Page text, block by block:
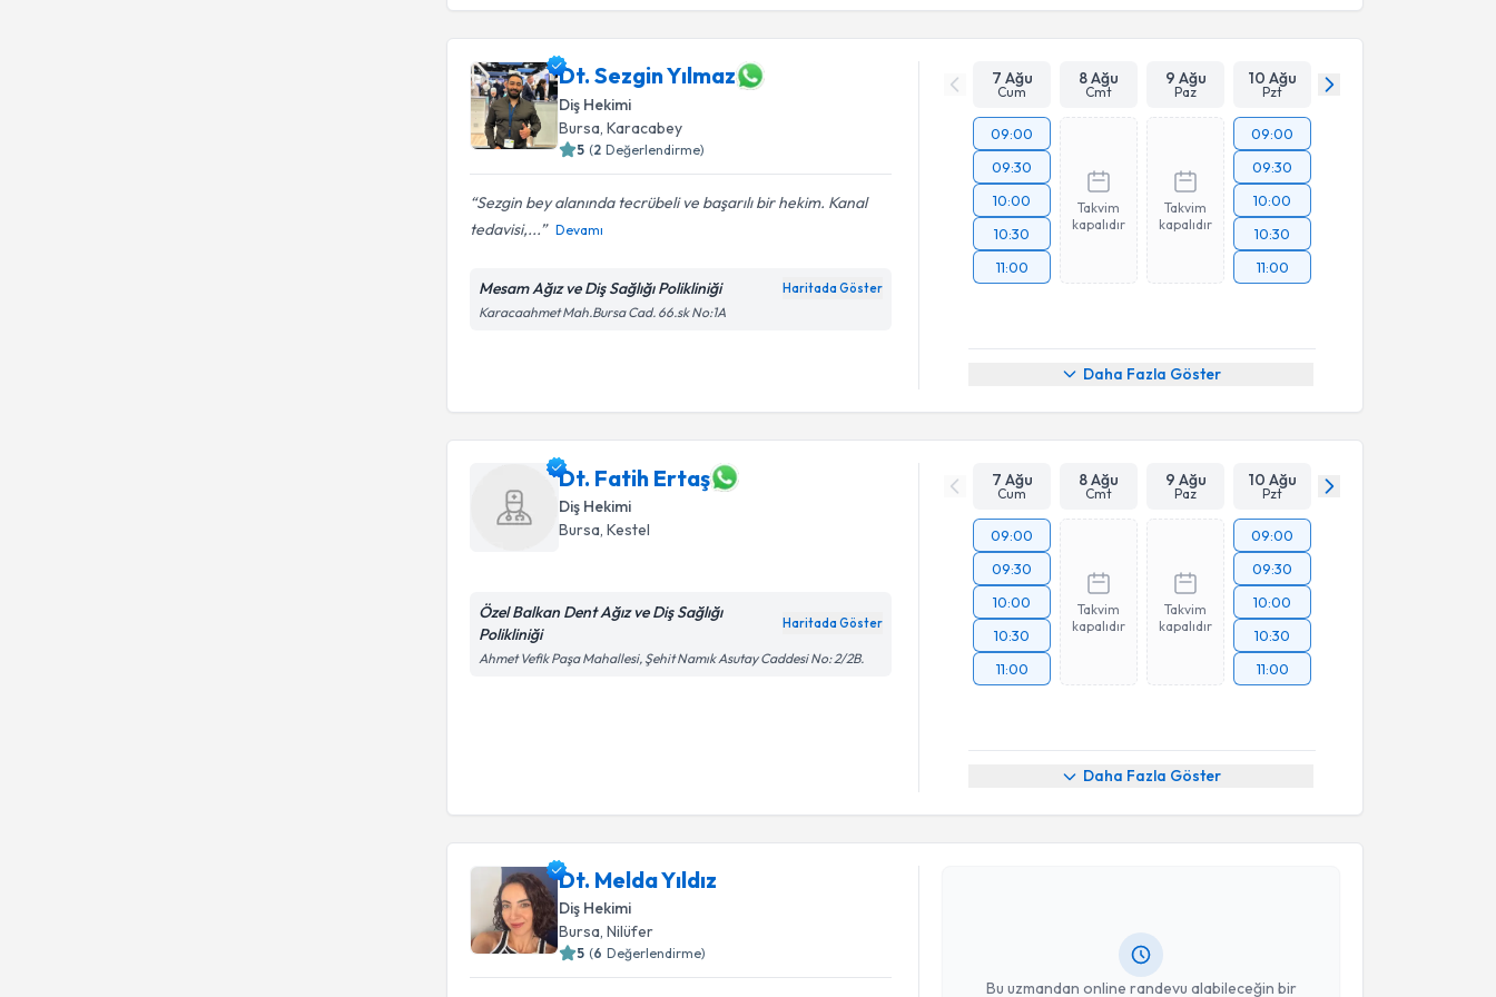
Dt. Sezgin Yılmaz
Diş Hekimi
Bursa , Karacabey
5 (2 Değerlendirme)
Sezgin bey alanında tecrübeli ve başarılı bir hekim. Kanal
tedavisi,...
Devamı
Mesam Ağız ve Diş Sağlığı Polikliniği Haritada Göster
Karacaahmet Mah.Bursa Cad. 66.sk No:1A
7 Ağu
Cum
8 Ağu
Cmt
9 Ağu
Paz
10 Ağu
Pzt
09:00
09:30
10:00
10:30
11:00
Takvim
kapalıdır
Takvim
kapalıdır
09:00
09:30
10:00
10:30
11:00
Daha Fazla Göster
Dt. Fatih Ertaş
Diş Hekimi
Bursa, Kestel
Özel Balkan Dent Ağız ve Diş Sağlığı
Polikliniği
Haritada Göster
Ahmet Vefik Paşa Mahallesi, Şehit Namık Asutay Caddesi No: 2/2B.
7 Ağu
Cum
8 Ağu
Cmt
9 Ağu
Paz
10 Ağu
Pzt
09:00
09:30
10:00
10:30
11:00
Takvim
kapalıdır
Takvim
kapalıdır
09:00
09:30
10:00
10:30
11:00
Daha Fazla Göster
Dt. Melda Yıldız
Diş Hekimi
Bursa , Nilüfer
5 (6 Değerlendirme)
Bu uzmandan online randevu alabileceğin bir
Randevu Takvimi Talebi
Dt. Melda Yıldız